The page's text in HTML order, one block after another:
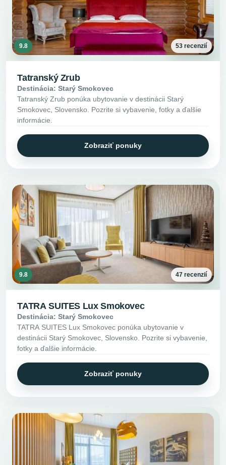
9.8 53 recenzií
Tatranský Zrub
Destinácia: Starý Smokovec
Tatranský Zrub ponúka ubytovanie v destinácii Starý
Smokovec, Slovensko. Pozrite si vybavenie, fotky a ďalšie
informácie.
Zobraziť ponuky
9.8 47 recenzií
TATRA SUITES Lux Smokovec
Destinácia: Starý Smokovec
TATRA SUITES Lux Smokovec ponúka ubytovanie v
destinácii Starý Smokovec, Slovensko. Pozrite si vybavenie,
fotky a ďalšie informácie.
Zobraziť ponuky